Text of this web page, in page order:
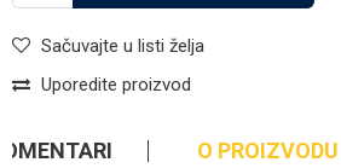
Sačuvajte u listi želja
Uporedite proizvod
O PROIZVODU